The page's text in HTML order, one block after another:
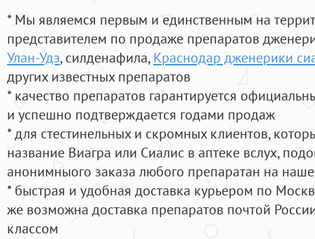
* Мы являемся первым и единственным на
представителем по продаже препаратов
Улан-Удэ, силденафила, Краснодар дженерики
других известных препаратов
* качество препаратов гарантируется
и успешно подтверждается годами продаж
* для стестинельных и скромных клиентов,
название Виагра или Сиалис в аптеке вслух,
анонимныого заказа любого препаратан на
* быстрая и удобная доставка курьером по
же возможна доставка препаратов почтой
классом